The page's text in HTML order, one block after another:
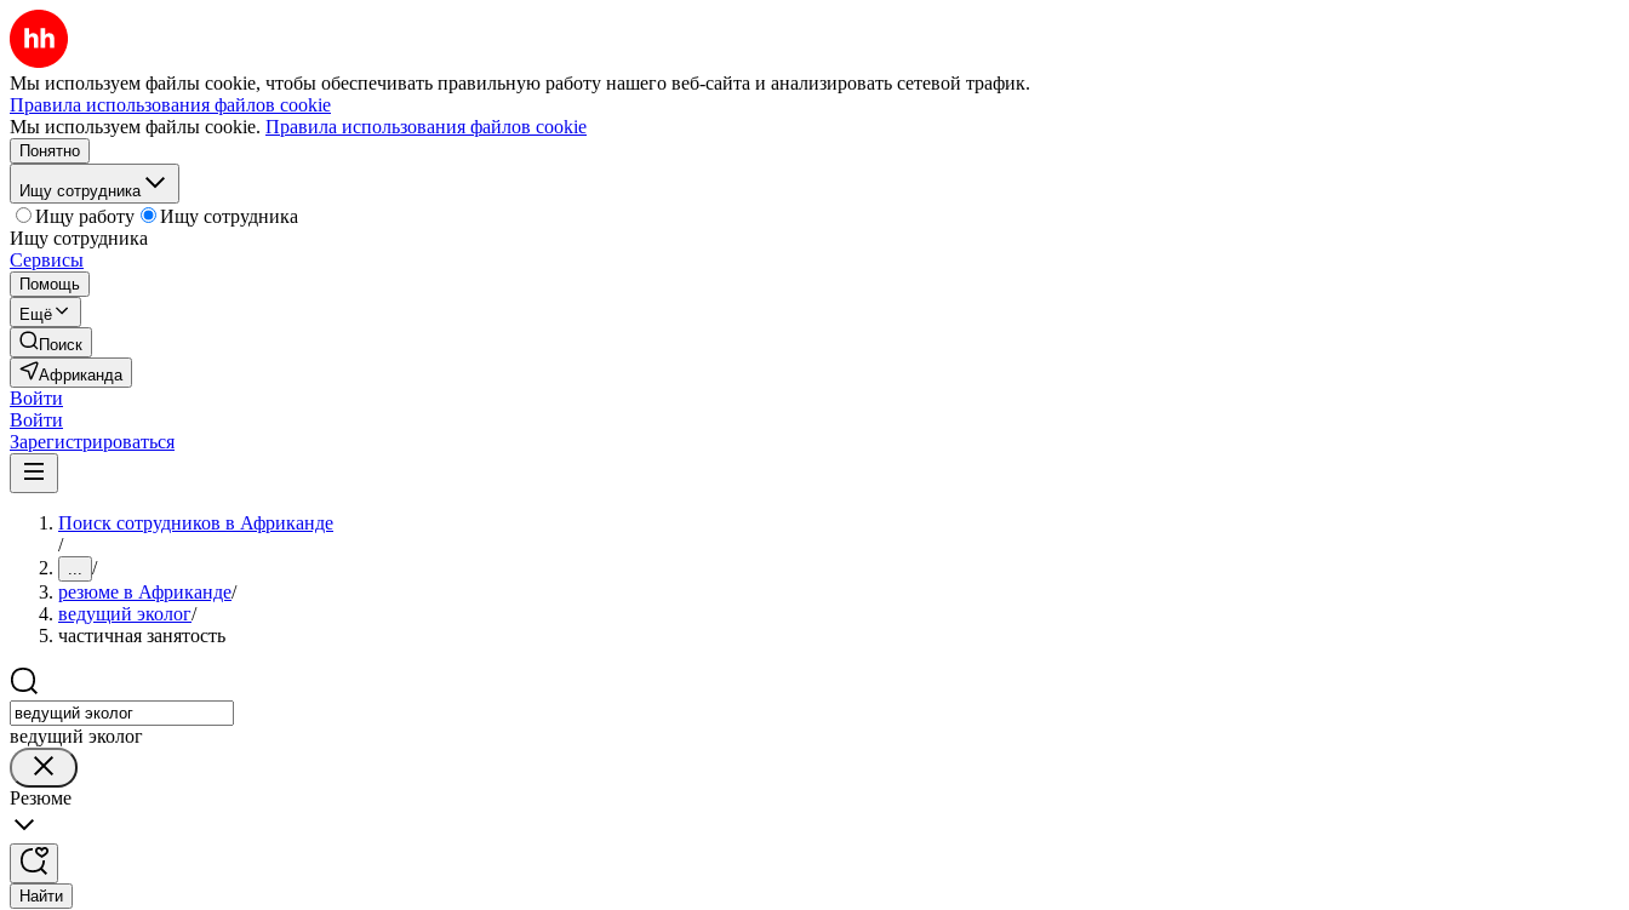
Мы используем файлы cookie, чтобы обеспечивать правильную работу нашего веб-сайта и анализировать сетевой трафик.
Правила использования файлов cookie
Мы используем файлы cookie. Правила использования файлов cookie
Понятно
Ищу сотрудника
Ищу работу
Ищу сотрудника
Ищу сотрудника
Сервисы
Помощь
Ещё
Поиск
Африканда
Войти
Войти
Зарегистрироваться
Поиск сотрудников в Африканде
/
... /
резюме в Африканде/
ведущий эколог/
частичная занятость
ведущий эколог
Резюме
Найти